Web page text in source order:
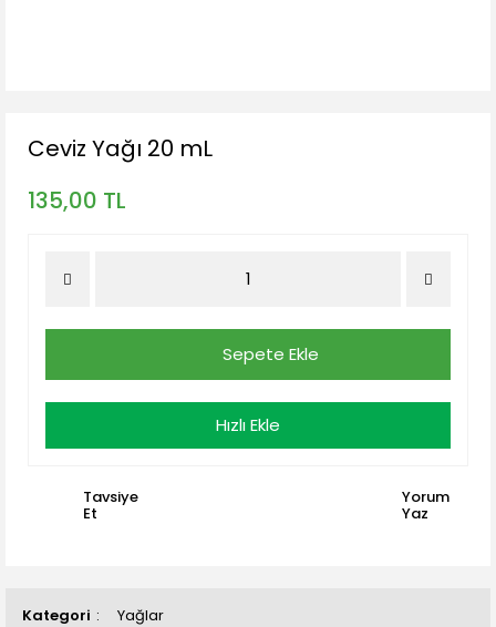
Kategori Yağlar
Ceviz Yağı 20 mL
135,00 TL
Sepete Ekle
Hızlı Ekle
Tavsiye
Et
Yorum
Yaz